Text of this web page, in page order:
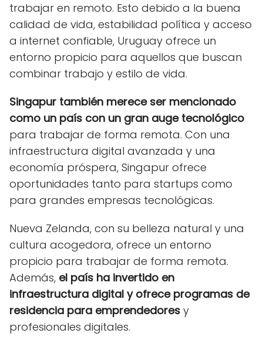
trabajar en remoto. Esto debido a la buena
calidad de vida, estabilidad política y acceso
a internet confiable, Uruguay ofrece un
entorno propicio para aquellos que buscan
combinar trabajo y estilo de vida.
Singapur también merece ser mencionado
como un país con un gran auge tecnológico
para trabajar de forma remota. Con una
infraestructura digital avanzada y una
economía próspera, Singapur ofrece
oportunidades tanto para startups como
para grandes empresas tecnológicas.
Nueva Zelanda, con su belleza natural y una
cultura acogedora, ofrece un entorno
propicio para trabajar de forma remota.
Además, el país ha invertido en
infraestructura digital y ofrece programas de
residencia para emprendedores y
profesionales digitales.